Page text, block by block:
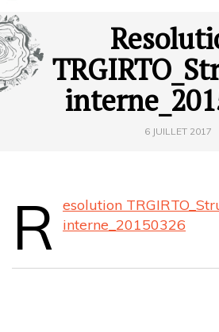
6 JUILLET 2017
R esolution
interne_20150326